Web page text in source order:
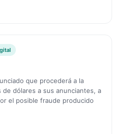
que procederá a la
dólares a sus anunciantes, a
el posible fraude producido